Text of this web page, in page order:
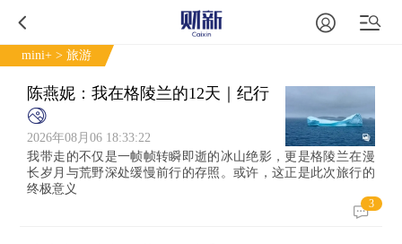
mini+ > 旅游
陈燕妮：我在格陵兰的12天｜纪行
2026年08月06 18:33:22
我带走的不仅是一帧帧转瞬即逝的冰山绝影，更是格陵兰在漫
长岁月与荒野深处缓慢前行的存照。或许，这正是此次旅行的
终极意义
3